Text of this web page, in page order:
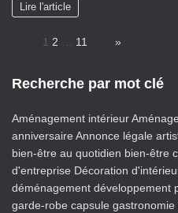
Lire l'article
1 2 11 »
Recherche par mot clé
Aménagement intérieur
anniversaire Annonce légale
bien-être au quotidien bien-être
d'entreprise Décoration
déménagement développement
garde-robe capsule gastronomie